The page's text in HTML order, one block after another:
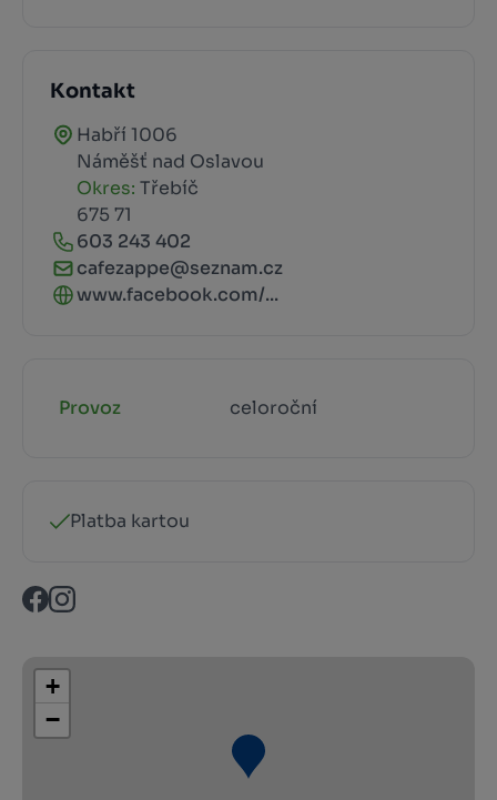
Kontakt
Habří 1006
Náměšť nad Oslavou
Okres: Třebíč
675 71
603 243 402
cafezappe@seznam.cz
www.facebook.com/...
Provoz celoroční
Platba kartou
+
−